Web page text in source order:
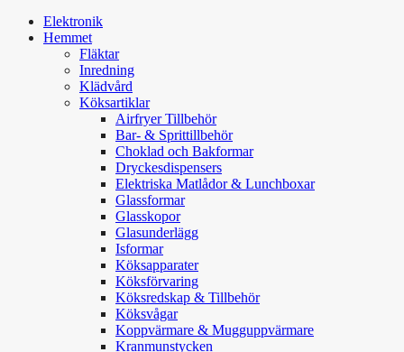
Elektronik
Hemmet
Fläktar
Inredning
Klädvård
Köksartiklar
Airfryer Tillbehör
Bar- & Sprittillbehör
Choklad och Bakformar
Dryckesdispensers
Elektriska Matlådor & Lunchboxar
Glassformar
Glasskopor
Glasunderlägg
Isformar
Köksapparater
Köksförvaring
Köksredskap & Tillbehör
Köksvågar
Koppvärmare & Mugguppvärmare
Kranmunstycken